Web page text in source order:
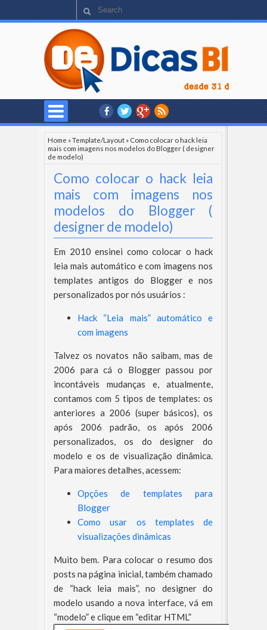
Home »Template/Layout » Como colocar o hack leia
mais com imagens nos modelos do Blogger ( designer
de modelo)
Como colocar o hack leia
mais com imagens nos
modelos do Blogger (
designer de modelo)
Em 2010 ensinei como colocar o hack
leia mais automático e com imagens nos
templates antigos do Blogger e nos
personalizados por nós usuários :
Hack “Leia mais” automático e
com imagens
Talvez os novatos não saibam, mas de
2006 para cá o Blogger passou por
incontáveis mudanças e, atualmente,
contamos com 5 tipos de templates: os
anteriores a 2006 (super básicos), os
após 2006 padrão, os após 2006
personalizados, os do designer do
modelo e os de visualização dinâmica.
Para maiores detalhes, acessem:
Opções de templates para
Blogger
Como usar os templates de
visualizações dinâmicas
Muito bem. Para colocar o resumo dos
posts na página inicial, também chamado
de “hack leia mais”, no designer do
modelo usando a nova interface, vá em
“modelo” e clique em “editar HTML”